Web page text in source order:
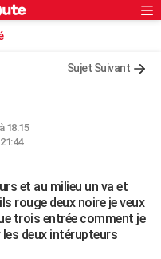
Sujet Suivant
18:15
et au milieu un va et
rouge deux noire je veux
trois entrée comment je
deux intérupteurs